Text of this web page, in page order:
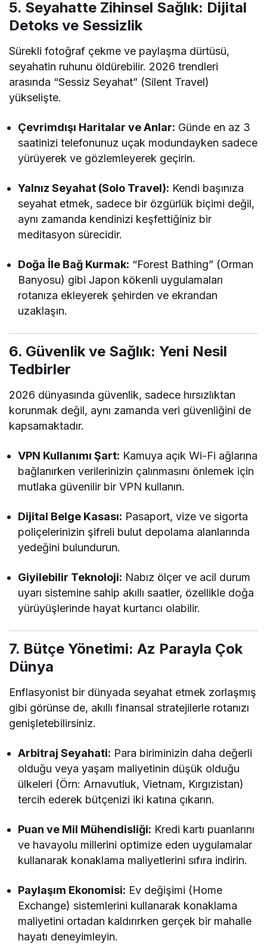
5. Seyahatte Zihinsel Sağlık: Dijital
Detoks ve Sessizlik
Sürekli fotoğraf çekme ve paylaşma dürtüsü,
seyahatin ruhunu öldürebilir. 2026 trendleri
arasında “Sessiz Seyahat” (Silent Travel)
yükselişte.
Çevrimdışı Haritalar ve Anlar: Günde en az 3
saatinizi telefonunuz uçak modundayken sadece
yürüyerek ve gözlemleyerek geçirin.
Yalnız Seyahat (Solo Travel): Kendi başınıza
seyahat etmek, sadece bir özgürlük biçimi değil,
aynı zamanda kendinizi keşfettiğiniz bir
meditasyon sürecidir.
Doğa İle Bağ Kurmak: “Forest Bathing” (Orman
Banyosu) gibi Japon kökenli uygulamaları
rotanıza ekleyerek şehirden ve ekrandan
uzaklaşın.
6. Güvenlik ve Sağlık: Yeni Nesil
Tedbirler
2026 dünyasında güvenlik, sadece hırsızlıktan
korunmak değil, aynı zamanda veri güvenliğini de
kapsamaktadır.
VPN Kullanımı Şart: Kamuya açık Wi-Fi ağlarına
bağlanırken verilerinizin çalınmasını önlemek için
mutlaka güvenilir bir VPN kullanın.
Dijital Belge Kasası: Pasaport, vize ve sigorta
poliçelerinizin şifreli bulut depolama alanlarında
yedeğini bulundurun.
Giyilebilir Teknoloji: Nabız ölçer ve acil durum
uyarı sistemine sahip akıllı saatler, özellikle doğa
yürüyüşlerinde hayat kurtarıcı olabilir.
7. Bütçe Yönetimi: Az Parayla Çok
Dünya
Enflasyonist bir dünyada seyahat etmek zorlaşmış
gibi görünse de, akıllı finansal stratejilerle rotanızı
genişletebilirsiniz.
Arbitraj Seyahati: Para biriminizin daha değerli
olduğu veya yaşam maliyetinin düşük olduğu
ülkeleri (Örn: Arnavutluk, Vietnam, Kırgızistan)
tercih ederek bütçenizi iki katına çıkarın.
Puan ve Mil Mühendisliği: Kredi kartı puanlarını
ve havayolu millerini optimize eden uygulamalar
kullanarak konaklama maliyetlerini sıfıra indirin.
Paylaşım Ekonomisi: Ev değişimi (Home
Exchange) sistemlerini kullanarak konaklama
maliyetini ortadan kaldırırken gerçek bir mahalle
hayatı deneyimleyin.